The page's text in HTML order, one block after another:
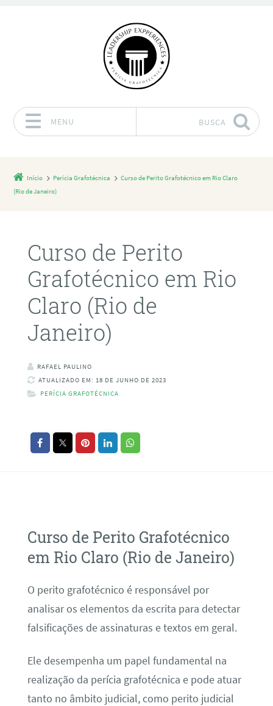
MENU BUSCA
Início Perícia Grafotécnica
Curso de Perito Grafotécnico em Rio Claro
(Rio de Janeiro)
Curso de Perito
Grafotécnico em Rio
Claro (Rio de
Janeiro)
RAFAEL PAULINO
ATUALIZADO EM: 18 DE JUNHO DE 2023
PERÍCIA GRAFOTÉCNICA
Curso de Perito Grafotécnico
em Rio Claro (Rio de Janeiro)
O perito grafotécnico é responsável por
analisar os elementos da escrita para detectar
falsificações de assinaturas e textos em geral.
Ele desempenha um papel fundamental na
realização da perícia grafotécnica e pode atuar
tanto no âmbito judicial, como perito judicial